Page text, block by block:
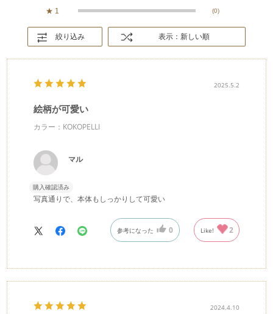
★ 1 (0)
絞り込み 表示：新しい順
2025.5.2
絵柄が可愛い
カラー：KOKOPELLI
マル
購入確認済み
写真通りで、本体もしっかりして可愛い
参考になった 0 Like! 2
2024.4.10